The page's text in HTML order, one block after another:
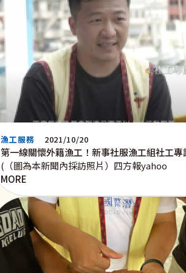
漁工服務 2021/10/20
第一線關懷外籍漁工！新事社服漁工組社工專
(（圖為本新聞內採訪照片）四方報yahoo
MORE